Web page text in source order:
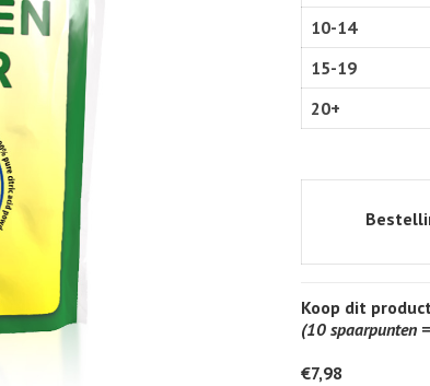
10-14
15-19
20+
Koop dit
(10 spaarpunten
€7,98